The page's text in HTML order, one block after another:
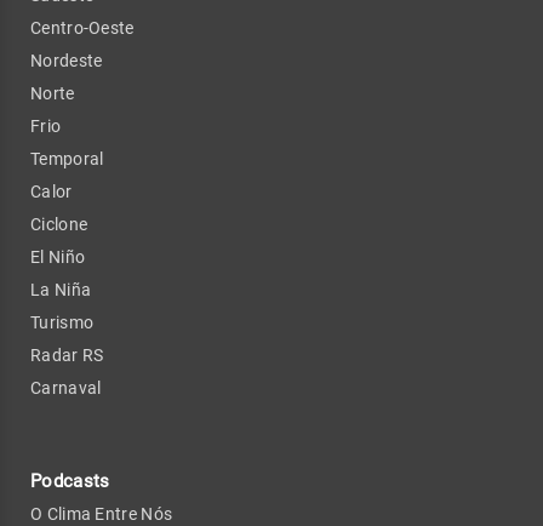
Centro-Oeste
Nordeste
Norte
Frio
Temporal
Calor
Ciclone
El Niño
La Niña
Turismo
Radar RS
Carnaval
Podcasts
O Clima Entre Nós